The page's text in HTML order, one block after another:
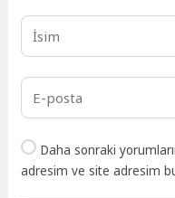
Daha sonraki
adresim ve site adresim